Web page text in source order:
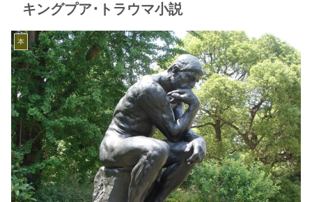
キングプア･トラウマ小説
本